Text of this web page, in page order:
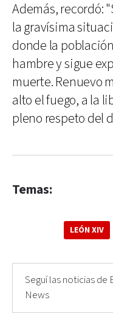
Además, recordó:
la gravísima
donde la
hambre y sigue
muerte. Renuevo
alto el fuego, a la
pleno respeto del
Temas:
LEÓN XIV
Seguí las noticias de
News